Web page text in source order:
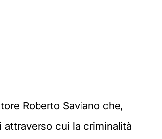
Roberto Saviano che,
attraverso cui la criminalità